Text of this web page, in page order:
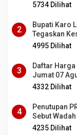
5734 Dilihat
2
Bupati Karo
Tegaskan
PPPK
4995 Dilihat
3
Daftar
Jumat 07
4332 Dilihat
4
Penutupan
Sebut
Sumut
4235 Dilihat